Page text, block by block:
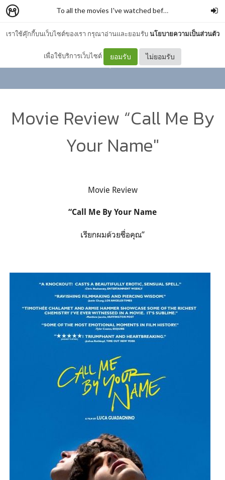
เราใช้คุ๊กกี้บนเว็บไซต์ของเรา กรุณาอ่านและยอมรับนโยบายความเป็นส่วนตัว
เพื่อใช้บริการเว็บไซต์ ยอมรับ ไม่ยอมรับ
To all the movies I've watched before
Movie Review “Call Me By
Your Name"
Movie Review
“Call Me By Your Name
เรียกผมด้วยชื่อคุณ”